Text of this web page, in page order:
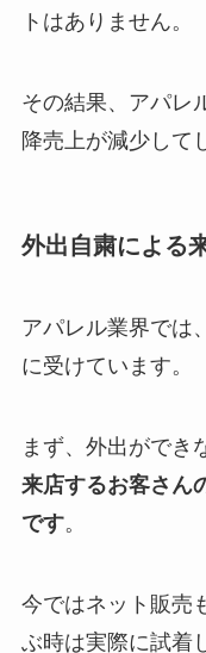
トはありません。
その結果、アパレ
降売上が減少して
外出自粛による
アパレル業界では
に受けています。
まず、外出ができ
来店するお客さん
です。
今ではネット販売
ぶ時は実際に試着